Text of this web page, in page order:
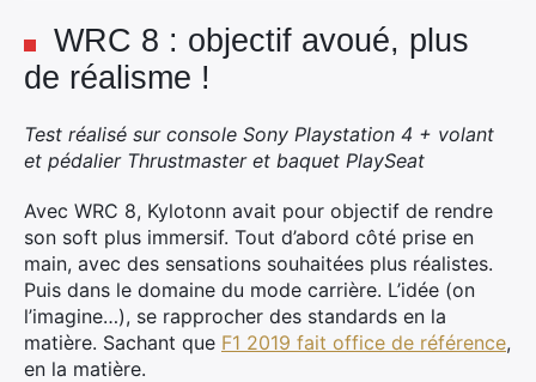
WRC 8 : objectif avoué, plus
de réalisme !
Test réalisé sur console Sony Playstation 4 + volant
et pédalier Thrustmaster et baquet PlaySeat
Avec WRC 8, Kylotonn avait pour objectif de rendre
son soft plus immersif. Tout d’abord côté prise en
main, avec des sensations souhaitées plus réalistes.
Puis dans le domaine du mode carrière. L’idée (on
l’imagine…), se rapprocher des standards en la
matière. Sachant que F1 2019 fait office de référence,
en la matière.